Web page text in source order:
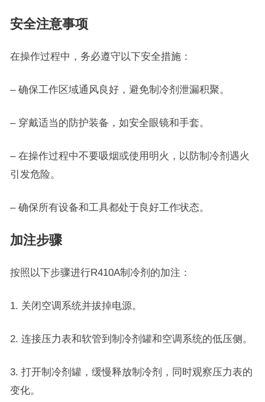
安全注意事项
在操作过程中，务必遵守以下安全措施：
– 确保工作区域通风良好，避免制冷剂泄漏积聚。
– 穿戴适当的防护装备，如安全眼镜和手套。
– 在操作过程中不要吸烟或使用明火，以防制冷剂遇火
引发危险。
– 确保所有设备和工具都处于良好工作状态。
加注步骤
按照以下步骤进行R410A制冷剂的加注：
1. 关闭空调系统并拔掉电源。
2. 连接压力表和软管到制冷剂罐和空调系统的低压侧。
3. 打开制冷剂罐，缓慢释放制冷剂，同时观察压力表的
变化。